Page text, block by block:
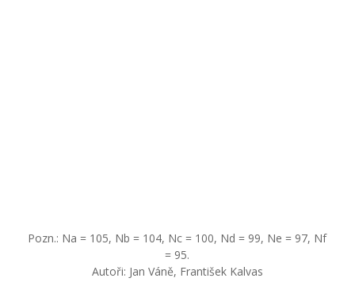
Pozn.: Na = 105, Nb = 104, Nc = 100, Nd = 99, Ne = 97, Nf
= 95.
Autoři: Jan Váně, František Kalvas